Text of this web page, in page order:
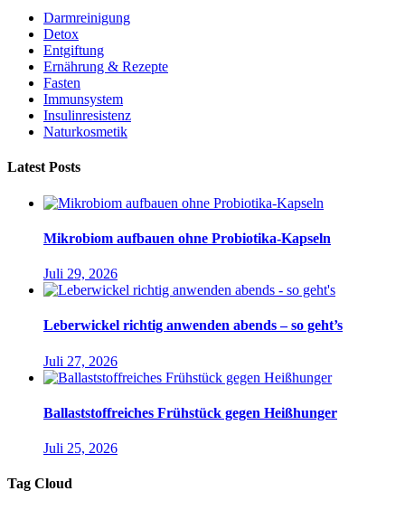
Darmreinigung
Detox
Entgiftung
Ernährung & Rezepte
Fasten
Immunsystem
Insulinresistenz
Naturkosmetik
Latest Posts
Mikrobiom aufbauen ohne Probiotika-Kapseln
Juli 29, 2026
Leberwickel richtig anwenden abends – so geht’s
Juli 27, 2026
Ballaststoffreiches Frühstück gegen Heißhunger
Juli 25, 2026
Tag Cloud